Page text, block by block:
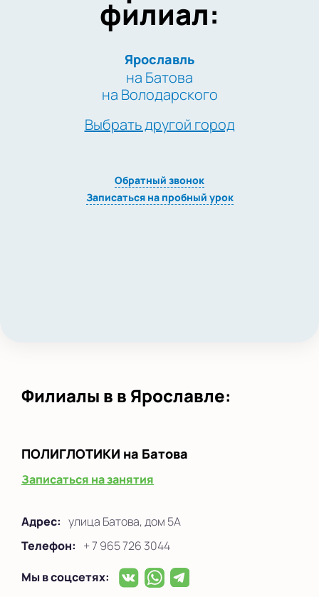
филиал:
Ярославль
на Батова
на Володарского
Выбрать другой город
Обратный звонок
Записаться на пробный урок
Филиалы в в Ярославле:
ПОЛИГЛОТИКИ на Батова
Записаться на занятия
Адрес: улица Батова, дом 5А
Телефон: + 7 965 726 3044
Мы в соцсетях: